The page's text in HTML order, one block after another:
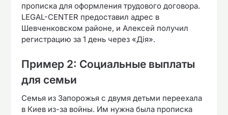
прописка для оформления трудового договора.
LEGAL-CENTER предоставил адрес в
Шевченковском районе, и Алексей получил
регистрацию за 1 день через «Дія».
Пример 2: Социальные выплаты
для семьи
Семья из Запорожья с двумя детьми переехала
в Киев из-за войны. Им нужна была прописка